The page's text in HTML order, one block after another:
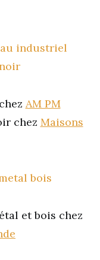
AM PM
chez Maisons
et bois chez